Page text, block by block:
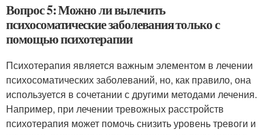
Вопрос 5: Можно ли вылечить
психосоматические заболевания только с
помощью психотерапии
Психотерапия является важным элементом в лечении
психосоматических заболеваний, но, как правило, она
используется в сочетании с другими методами лечения.
Например, при лечении тревожных расстройств
психотерапия может помочь снизить уровень тревоги и